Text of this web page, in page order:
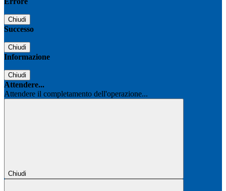
Chiudi
Successo
Chiudi
Informazione
Chiudi
Attendere...
Attendere il completamento dell'operazione...
Chiudi